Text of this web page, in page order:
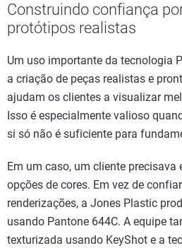
Construindo confiança
protótipos realistas
Um uso importante da tecnologia
a criação de peças realistas e
ajudam os clientes a visualizar
Isso é especialmente valioso
si só não é suficiente para
Em um caso, um cliente precisava
opções de cores. Em vez de
renderizações, a Jones Plastic
usando Pantone 644C. A equipe
texturizada usando KeyShot e a